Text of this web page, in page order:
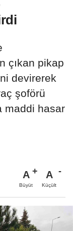
çıkan pikap
devirerek
şoförü
maddi hasar
A
Büyüt
A
Küçült